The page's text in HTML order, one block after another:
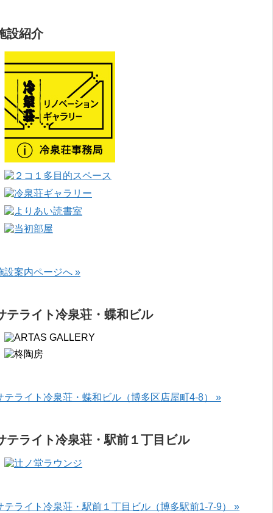
設紹介
設案内ページへ »
テライト冷泉荘・蝶和ビル
テライト冷泉荘・蝶和ビル（博多区店屋町4-8） »
テライト冷泉荘・駅前１丁目ビル
テライト冷泉荘・駅前１丁目ビル（博多駅前1-7-9） »